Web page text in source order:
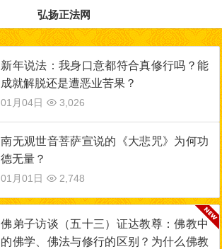
弘扬正法网
新年说法：我身口意都符合真修行吗？能
成就解脱还是遭恶业苦果？
01月04日 3,026
南无观世音菩萨宣说的《大悲咒》为何功
德无量？
01月01日 2,748
佛弟子访谈（五十三）证达教尊：佛教中
的佛学、佛法与修行的区别？为什么佛教